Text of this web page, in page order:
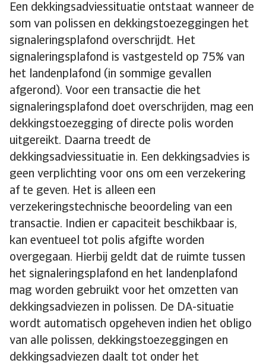
Een dekkingsadviessituatie ontstaat wanneer de
som van polissen en dekkingstoezeggingen het
signaleringsplafond overschrijdt. Het
signaleringsplafond is vastgesteld op 75% van
het landenplafond (in sommige gevallen
afgerond). Voor een transactie die het
signaleringsplafond doet overschrijden, mag een
dekkingstoezegging of directe polis worden
uitgereikt. Daarna treedt de
dekkingsadviessituatie in. Een dekkingsadvies is
geen verplichting voor ons om een verzekering
af te geven. Het is alleen een
verzekeringstechnische beoordeling van een
transactie. Indien er capaciteit beschikbaar is,
kan eventueel tot polis afgifte worden
overgegaan. Hierbij geldt dat de ruimte tussen
het signaleringsplafond en het landenplafond
mag worden gebruikt voor het omzetten van
dekkingsadviezen in polissen. De DA-situatie
wordt automatisch opgeheven indien het obligo
van alle polissen, dekkingstoezeggingen en
dekkingsadviezen daalt tot onder het